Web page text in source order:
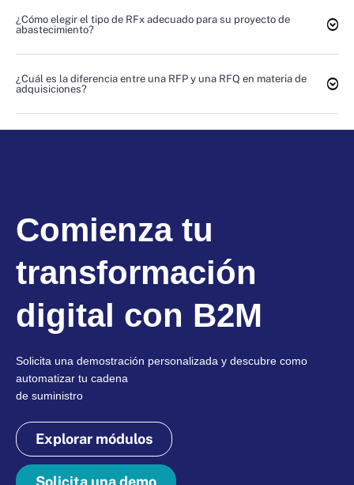
¿Cómo elegir el tipo de RFx adecuado para su proyecto de
abastecimiento?
¿Cuál es la diferencia entre una RFP y una RFQ en materia de
adquisiciones?
Comienza tu
transformación
digital con B2M
Solicita una demostración personalizada y descubre como
automatizar tu cadena
de suministro
Explorar módulos
Solicita una demo